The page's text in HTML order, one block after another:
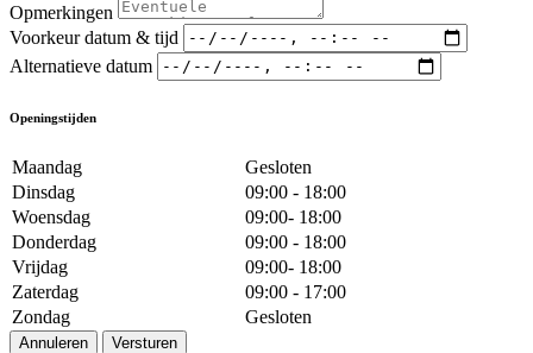
Opmerkingen
Voorkeur datum & tijd
Alternatieve datum
Openingstijden
Maandag
Gesloten
Dinsdag
09:00 - 18:00
Woensdag
09:00- 18:00
Donderdag
09:00 - 18:00
Vrijdag
09:00- 18:00
Zaterdag
09:00 - 17:00
Zondag
Gesloten
Annuleren Versturen